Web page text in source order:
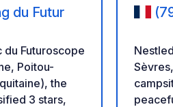
du Futur
du Futuroscope
Poitou-
the
3 stars,